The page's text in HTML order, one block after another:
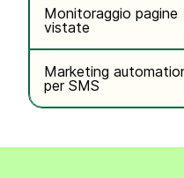
Monitoraggio pagine
vistate
Marketing
per SMS